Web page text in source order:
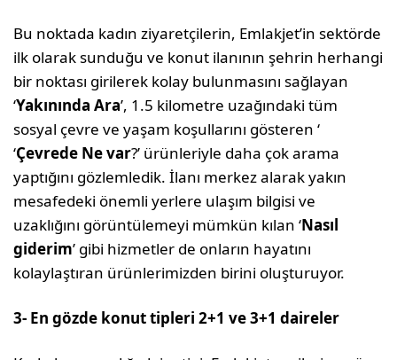
Bu noktada kadın ziyaretçilerin, Emlakjet’in sektörde
ilk olarak sunduğu ve konut ilanının şehrin herhangi
bir noktası girilerek kolay bulunmasını sağlayan
‘Yakınında Ara’, 1.5 kilometre uzağındaki tüm
sosyal çevre ve yaşam koşullarını gösteren ‘
‘Çevrede Ne var?’ ürünleriyle daha çok arama
yaptığını gözlemledik. İlanı merkez alarak yakın
mesafedeki önemli yerlere ulaşım bilgisi ve
uzaklığını görüntülemeyi mümkün kılan ‘Nasıl
giderim’ gibi hizmetler de onların hayatını
kolaylaştıran ürünlerimizden birini oluşturuyor.
3- En gözde konut tipleri 2+1 ve 3+1 daireler